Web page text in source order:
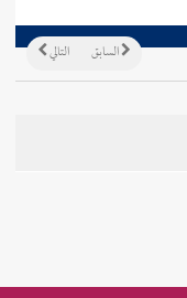
التالي السابق